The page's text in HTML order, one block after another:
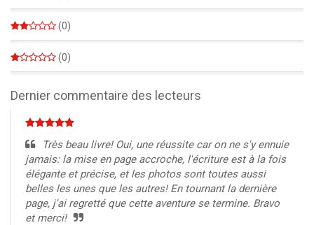
(0)
(0)
Dernier commentaire des lecteurs
Très beau livre! Oui, une réussite car on ne s'y ennuie
jamais: la mise en page accroche, l'écriture est à la fois
élégante et précise, et les photos sont toutes aussi
belles les unes que les autres! En tournant la dernière
page, j'ai regretté que cette aventure se termine. Bravo
et merci!